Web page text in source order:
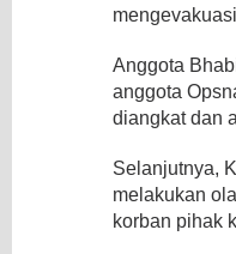
Anggota
anggota
diangkat dan
Selanjutnya,
melakukan
korban pihak